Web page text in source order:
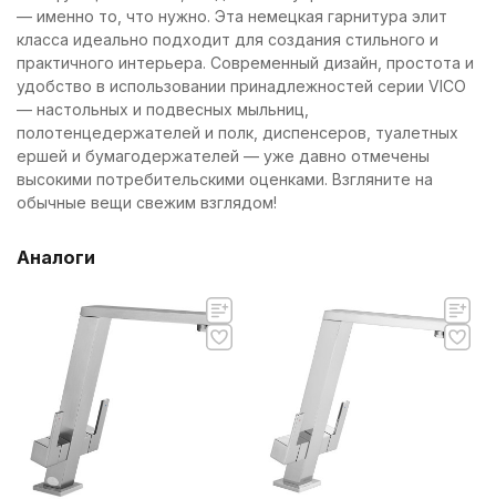
— именно то, что нужно. Эта немецкая гарнитура элит
класса идеально подходит для создания стильного и
практичного интерьера. Современный дизайн, простота и
удобство в использовании принадлежностей серии VICO
— настольных и подвесных мыльниц,
полотенцедержателей и полк, диспенсеров, туалетных
ершей и бумагодержателей — уже давно отмечены
высокими потребительскими оценками. Взгляните на
обычные вещи свежим взглядом!
Аналоги